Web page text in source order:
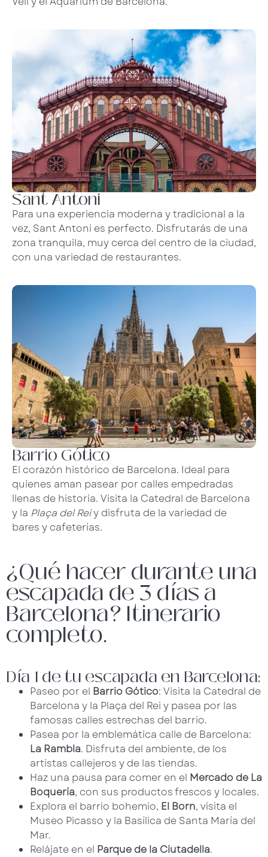
Sant Antoni
Para una experiencia moderna y tradicional a la
vez, Sant Antoni es perfecto. Disfrutarás de una
zona tranquila, muy cerca del centro de la ciudad,
con una variedad de restaurantes.
Barrio Gótico
El corazón histórico de Barcelona. Ideal para
quienes aman pasear por calles empedradas
llenas de historia. Visita la Catedral de Barcelona
y la Plaça del Reiy disfruta de la variedad de
bares y cafeterías.
¿Qué hacer durante una
escapada de 3 días a
Barcelona? Itinerario
completo.
Día 1 de tu escapada en Barcelona:
Paseo por el Barrio Gótico: Visita la Catedral de
Barcelona y la Plaça del Rei y pasea por las
famosas calles estrechas del barrio.
Pasea por la emblemática calle de Barcelona:
La Rambla. Disfruta del ambiente, de los
artistas callejeros y de las tiendas.
Haz una pausa para comer en el Mercado de La
Boquería, con sus productos frescos y locales.
Explora el barrio bohemio, El Born, visita el
Museo Picasso y la Basílica de Santa María del
Mar.
Relájate en el Parque de la Ciutadella.